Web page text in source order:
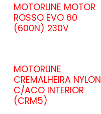
MOTORLINE MOTOR
ROSSO EVO 60
(600N) 230V
MOTORLINE
CREMALHEIRA NYLON
C/ACO INTERIOR
(CRM5)